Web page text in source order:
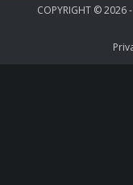
COPYRIGHT © 2026